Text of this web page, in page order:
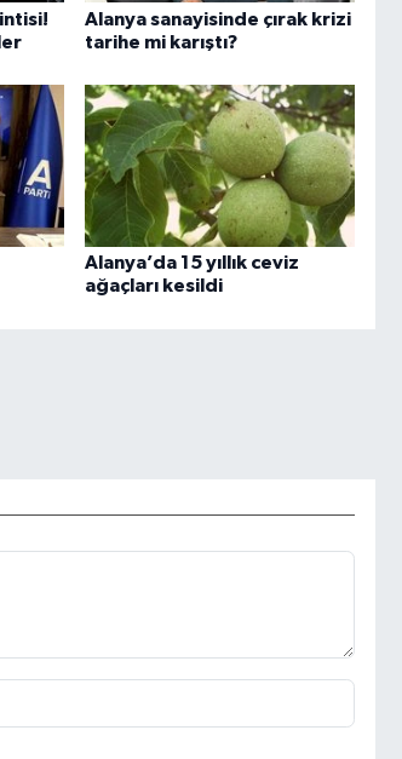
Alanya sanayisinde çırak krizi
tarihe mi karıştı?
Alanya’da 15 yıllık ceviz
ağaçları kesildi